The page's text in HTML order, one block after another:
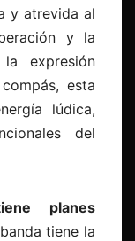
y atrevida al
y la
expresión
esta
lúdica,
del
planes
tiene la